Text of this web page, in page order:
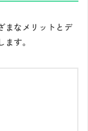
まなメリットとデ
す。